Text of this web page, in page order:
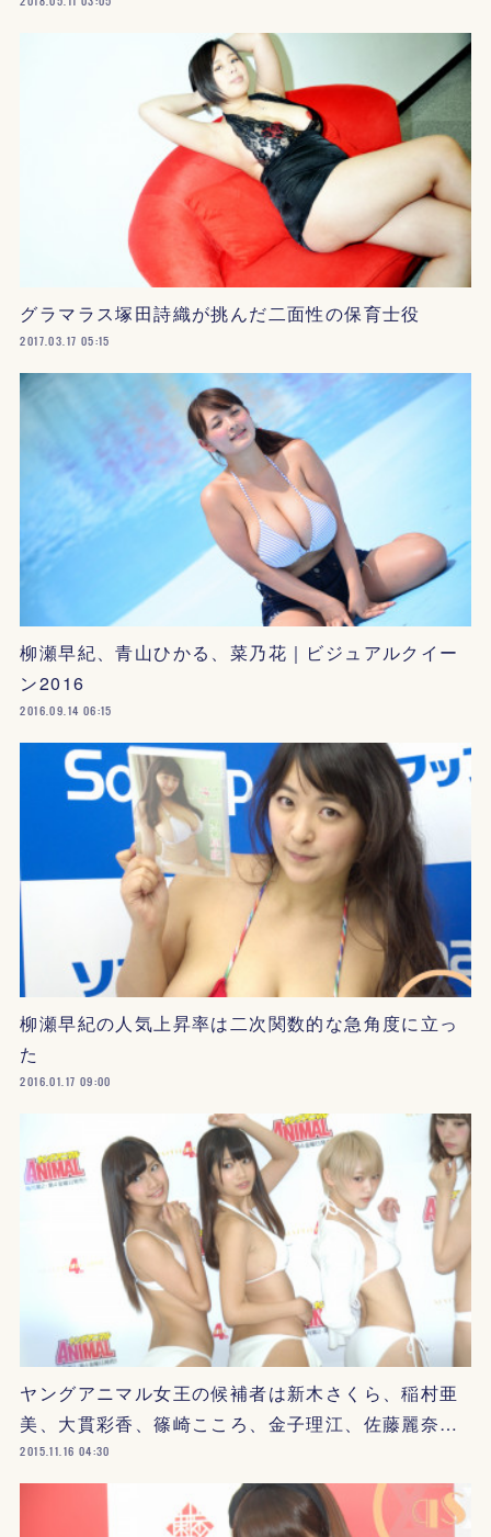
グラマラス塚田詩織が挑んだ二面性の保育士役
2017.03.17 05:15
柳瀬早紀、青山ひかる、菜乃花｜ビジュアルクイー
ン2016
2016.09.14 06:15
柳瀬早紀の人気上昇率は二次関数的な急角度に立っ
た
2016.01.17 09:00
ヤングアニマル女王の候補者は新木さくら、稲村亜
美、大貫彩香、篠崎こころ、金子理江、佐藤麗奈…
2015.11.16 04:30